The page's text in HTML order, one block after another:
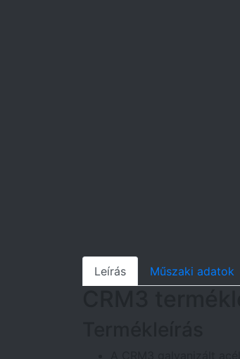
Leírás Műszaki adatok